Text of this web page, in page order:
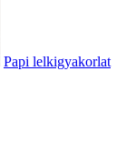
Papi lelkigyakorlat